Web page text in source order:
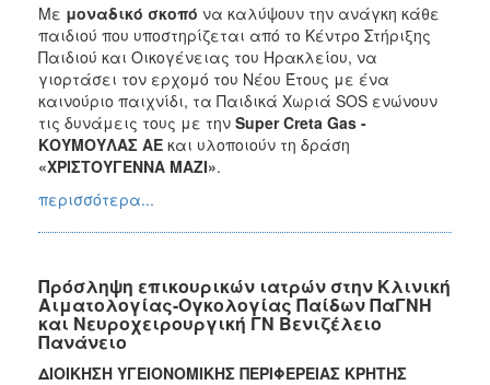
Με μοναδικό σκοπό να καλύψουν την ανάγκη κάθε
παιδιού που υποστηρίζεται από το Κέντρο Στήριξης
Παιδιού και Οικογένειας του Ηρακλείου, να
γιορτάσει τον ερχομό του Νέου Έτους με ένα
καινούριο παιχνίδι, τα Παιδικά Χωριά SOS ενώνουν
τις δυνάμεις τους με την Super Creta Gas -
ΚΟΥΜΟΥΛΑΣ ΑΕ και υλοποιούν τη δράση
«ΧΡΙΣΤΟΥΓΕΝΝΑ ΜΑΖΙ».
περισσότερα...
Πρόσληψη επικουρικών ιατρών στην Κλινική
Αιματολογίας-Ογκολογίας Παίδων ΠαΓΝΗ
και Νευροχειρουργική ΓΝ Βενιζέλειο
Πανάνειο
ΔΙΟΙΚΗΣΗ ΥΓΕΙΟΝΟΜΙΚΗΣ ΠΕΡΙΦΕΡΕΙΑΣ ΚΡΗΤΗΣ